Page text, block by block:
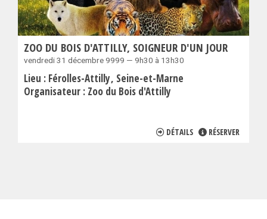
ZOO DU BOIS D'ATTILLY, SOIGNEUR D'UN JOUR
vendredi 31 décembre 9999 — 9h30 à 13h30
Lieu : Férolles-Attilly Seine-et-Marne
Organisateur : Zoo du Bois d'Attilly
DÉTAILS RÉSERVER